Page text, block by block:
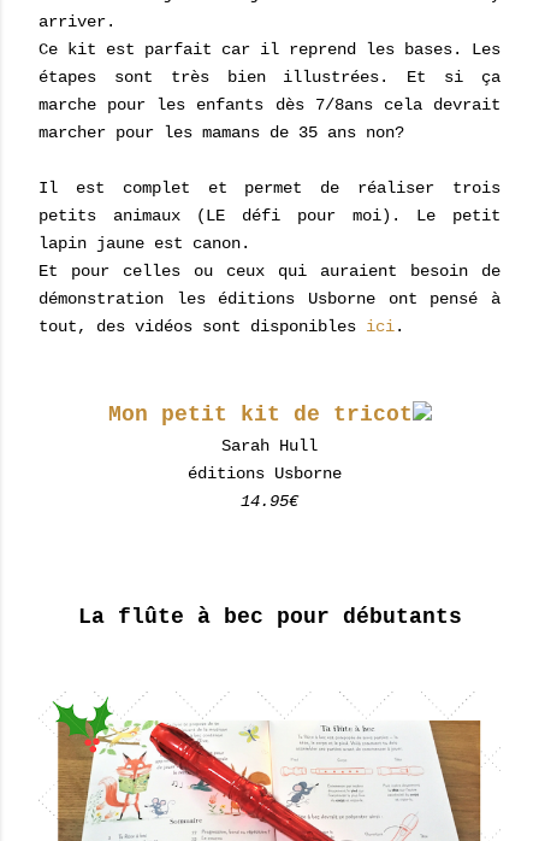
arriver.
Ce kit est parfait car il reprend les bases. Les
étapes sont très bien illustrées. Et si ça
marche pour les enfants dès 7/8ans cela devrait
marcher pour les mamans de 35 ans non?
Il est complet et permet de réaliser trois
petits animaux (LE défi pour moi). Le petit
lapin jaune est canon.
Et pour celles ou ceux qui auraient besoin de
démonstration les éditions Usborne ont pensé à
tout, des vidéos sont disponibles ici.
Mon petit kit de tricot
Sarah Hull
éditions Usborne
14.95€
La flûte à bec pour débutants